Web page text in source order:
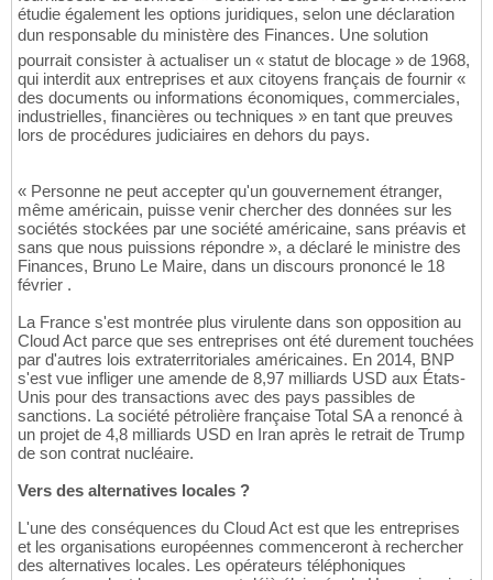
étudie également les options juridiques, selon une déclaration
dun responsable du ministère des Finances. Une solution
pourrait consister à actualiser un « statut de blocage » de 1968,
qui interdit aux entreprises et aux citoyens français de fournir «
des documents ou informations économiques, commerciales,
industrielles, financières ou techniques » en tant que preuves
lors de procédures judiciaires en dehors du pays.
« Personne ne peut accepter qu'un gouvernement étranger,
même américain, puisse venir chercher des données sur les
sociétés stockées par une société américaine, sans préavis et
sans que nous puissions répondre », a déclaré le ministre des
Finances, Bruno Le Maire, dans un discours prononcé le 18
février .
La France s'est montrée plus virulente dans son opposition au
Cloud Act parce que ses entreprises ont été durement touchées
par d'autres lois extraterritoriales américaines. En 2014, BNP
s'est vue infliger une amende de 8,97 milliards USD aux États-
Unis pour des transactions avec des pays passibles de
sanctions. La société pétrolière française Total SA a renoncé à
un projet de 4,8 milliards USD en Iran après le retrait de Trump
de son contrat nucléaire.
Vers des alternatives locales ?
L'une des conséquences du Cloud Act est que les entreprises
et les organisations européennes commenceront à rechercher
des alternatives locales. Les opérateurs téléphoniques